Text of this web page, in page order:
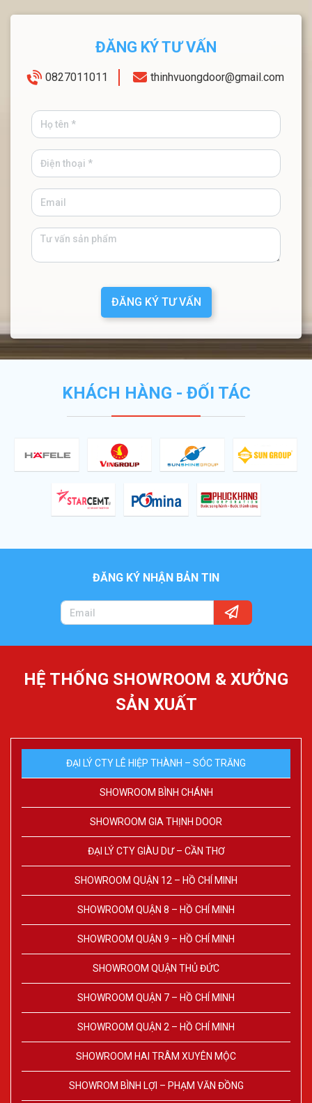
ĐĂNG KÝ TƯ VẤN
0827011011 thinhvuongdoor@gmail.com
ĐĂNG KÝ TƯ VẤN
KHÁCH HÀNG - ĐỐI TÁC
ĐĂNG KÝ NHẬN BẢN TIN
HỆ THỐNG SHOWROOM & XƯỞNG
SẢN XUẤT
ĐẠI LÝ CTY LÊ HIỆP THÀNH – SÓC TRĂNG
SHOWROOM BÌNH CHÁNH
SHOWROOM GIA THỊNH DOOR
ĐẠI LÝ CTY GIÀU DƯ – CẦN THƠ
SHOWROOM QUẬN 12 – HỒ CHÍ MINH
SHOWROOM QUẬN 8 – HỒ CHÍ MINH
SHOWROOM QUẬN 9 – HỒ CHÍ MINH
SHOWROOM QUẬN THỦ ĐỨC
SHOWROOM QUẬN 7 – HỒ CHÍ MINH
SHOWROOM QUẬN 2 – HỒ CHÍ MINH
SHOWROOM HAI TRÂM XUYÊN MỘC
SHOWROM BÌNH LỢI – PHẠM VĂN ĐỒNG